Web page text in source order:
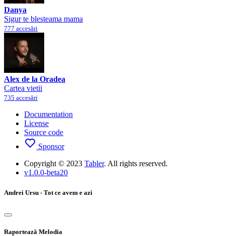
Danya
Sigur te blesteama mama
777 accesări
Alex de la Oradea
Cartea vietii
735 accesări
Documentation
License
Source code
Sponsor
Copyright © 2023 Tabler. All rights reserved.
v1.0.0-beta20
Andrei Ursu - Tot ce avem e azi
Raportează Melodia